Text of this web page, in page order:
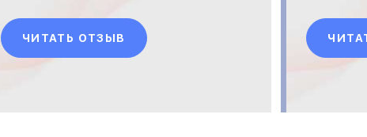
менеджера, инженера и
монтажники не подкачали! А
ещё окна непревзойдённого
ЧИТАТЬ ОТЗЫВ
прям на